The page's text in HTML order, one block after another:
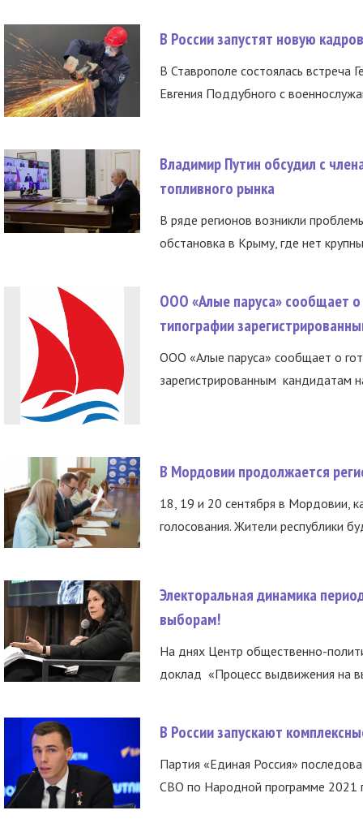
В России запустят новую
В Ставрополе состоялась встреча
Евгения Поддубного с
Владимир Путин обсудил с
топливного рынка
В ряде регионов возникли
обстановка в Крыму, где нет
ООО «Алые паруса» сообщает о
типографии
ООО «Алые паруса» сообщает о
зарегистрированным кандидатам
В Мордовии продолжается
18, 19 и 20 сентября в Мордовии,
голосования. Жители республики
Электоральная динамика
выборам!
На днях Центр общественно-
доклад «Процесс выдвижения на
В России запускают
Партия «Единая Россия»
СВО по Народной программе 2021